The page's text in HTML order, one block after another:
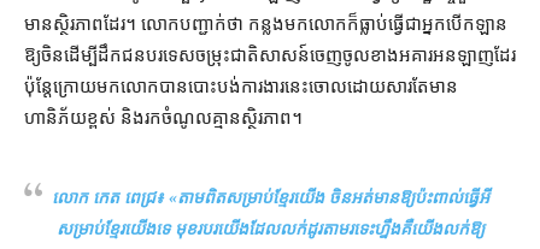
មាន​ស្ថិរភាព​ដែរ។ លោក​បញ្ជាក់​ថា កន្លង​មក​លោក​ក៏​ធ្លាប់​ធ្វើជា​អ្នក​បើកឡាន​
ឱ្យ​ចិន​ដើម្បី​ដឹក​ជនបរទេស​ចម្រុះ​ជាតិ​សាសន៍​ចេញចូល​ខាង​អគារ​អនឡាញ​ដែរ
ប៉ុន្តែ​ក្រោយ​មក​លោក​បាន​បោះបង់​ការងារ​នេះ​ចោល​ដោយសារ​តែ​មាន​
ហានិភ័យ​ខ្ពស់ និង​រក​ចំណូល​គ្មាន​ស្ថិរភាព។
លោក កេត ពេជ្រ៖ «តាមពិត​សម្រាប់​ខ្មែរ​យើង ចិន​អត់​មាន​ឱ្យ​ប៉ះពាល់​ធ្វើ​អី​
សម្រាប់​ខ្មែរ​យើង​ទេ មុខរបរ​យើង​ដែល​លក់ដូរ​តាម​រទេះ​ហ្នឹង​គឺ​យើង​លក់​ឱ្យ​